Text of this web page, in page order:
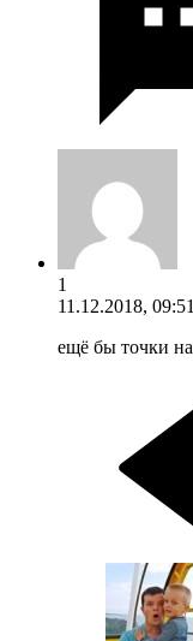
1
11.12.2018, 09:51
ещё бы точки на